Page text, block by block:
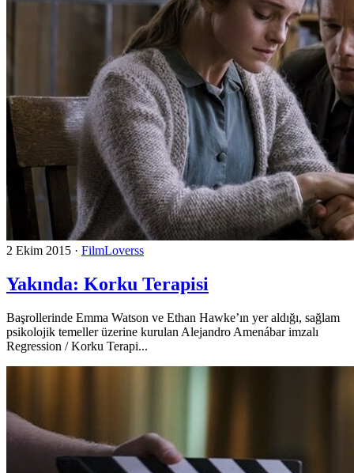
2 Ekim 2015 · FilmLoverss
Yakında: Korku Terapisi
Başrollerinde Emma Watson ve Ethan Hawke’ın yer aldığı, sağlam
psikolojik temeller üzerine kurulan Alejandro Amenábar imzalı
Regression / Korku Terapi...